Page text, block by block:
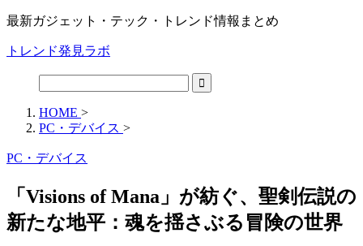
最新ガジェット・テック・トレンド情報まとめ
トレンド発見ラボ
HOME >
PC・デバイス >
PC・デバイス
「Visions of Mana」が紡ぐ、聖剣伝説の
新たな地平：魂を揺さぶる冒険の世界